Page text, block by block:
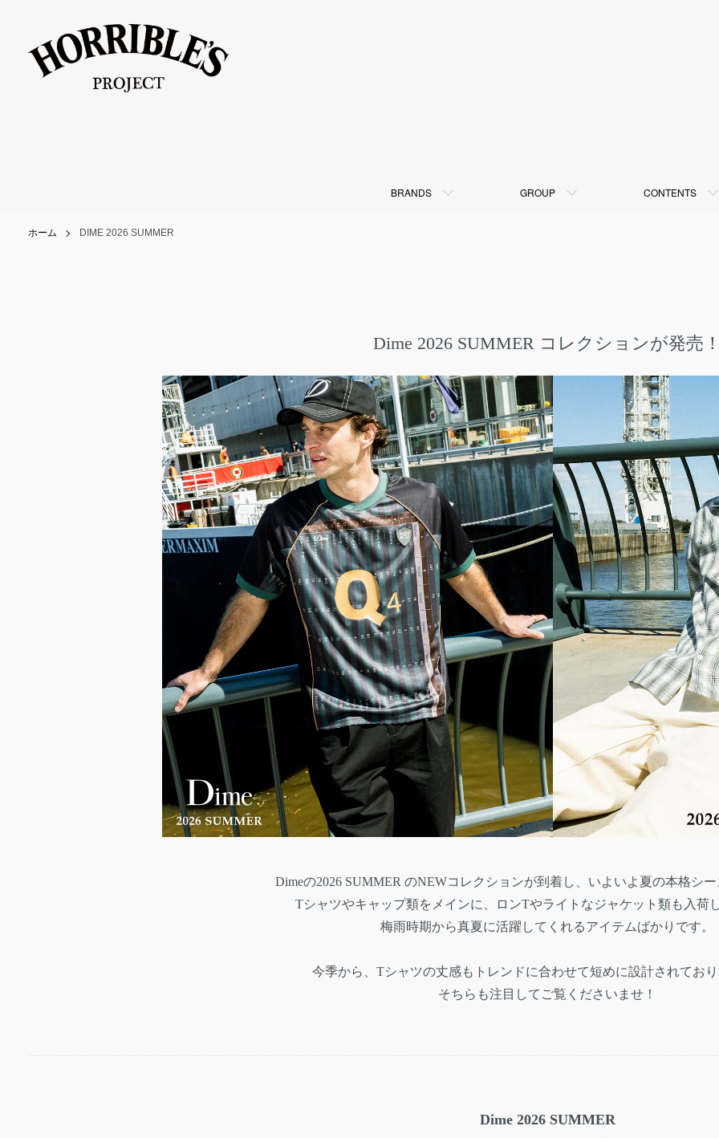
BRANDS GROUP CONTENTS
ホーム DIME 2026 SUMMER
Dime 2026 SUMMER コレクションが発売
Dimeの2026 SUMMER のNEWコレクションが到着し、いよいよ夏の本格シ
Tシャツやキャップ類をメインに、ロンTやライトなジャケット類も入荷
梅雨時期から真夏に活躍してくれるアイテムばかりです。
今季から、Tシャツの丈感もトレンドに合わせて短めに設計されてお
そちらも注目してご覧くださいませ！
Dime 2026 SUMMER